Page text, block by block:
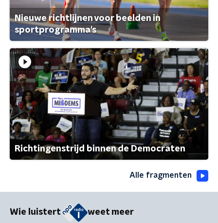
Nieuwe richtlijnen voor beelden in
sportprogramma's
Richtingenstrijd binnen de Democraten
Alle fragmenten
Wie luistert weet meer